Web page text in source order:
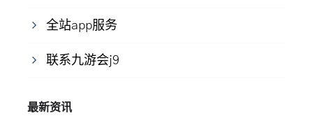
全站app服务
联系九游会j9
最新资讯